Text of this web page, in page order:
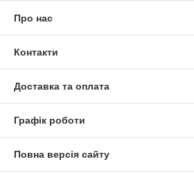
Про нас
Контакти
Доставка та оплата
Графік роботи
Повна версія сайту